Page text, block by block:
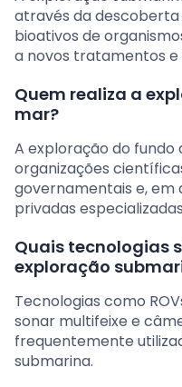
através da
bioativos de
a novos tratamentos
Quem realiza a
mar?
A exploração do
organizações
governamentais e, em
privadas
Quais tecnologias
exploração
Tecnologias como
sonar multifeixe e
frequentemente
submarina.